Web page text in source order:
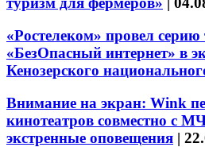
«Ростелеком» провел
«БезОпасный интернет» в
Кенозерского
Внимание на экран: Wink
кинотеатров совместно с
экстренные оповещения |